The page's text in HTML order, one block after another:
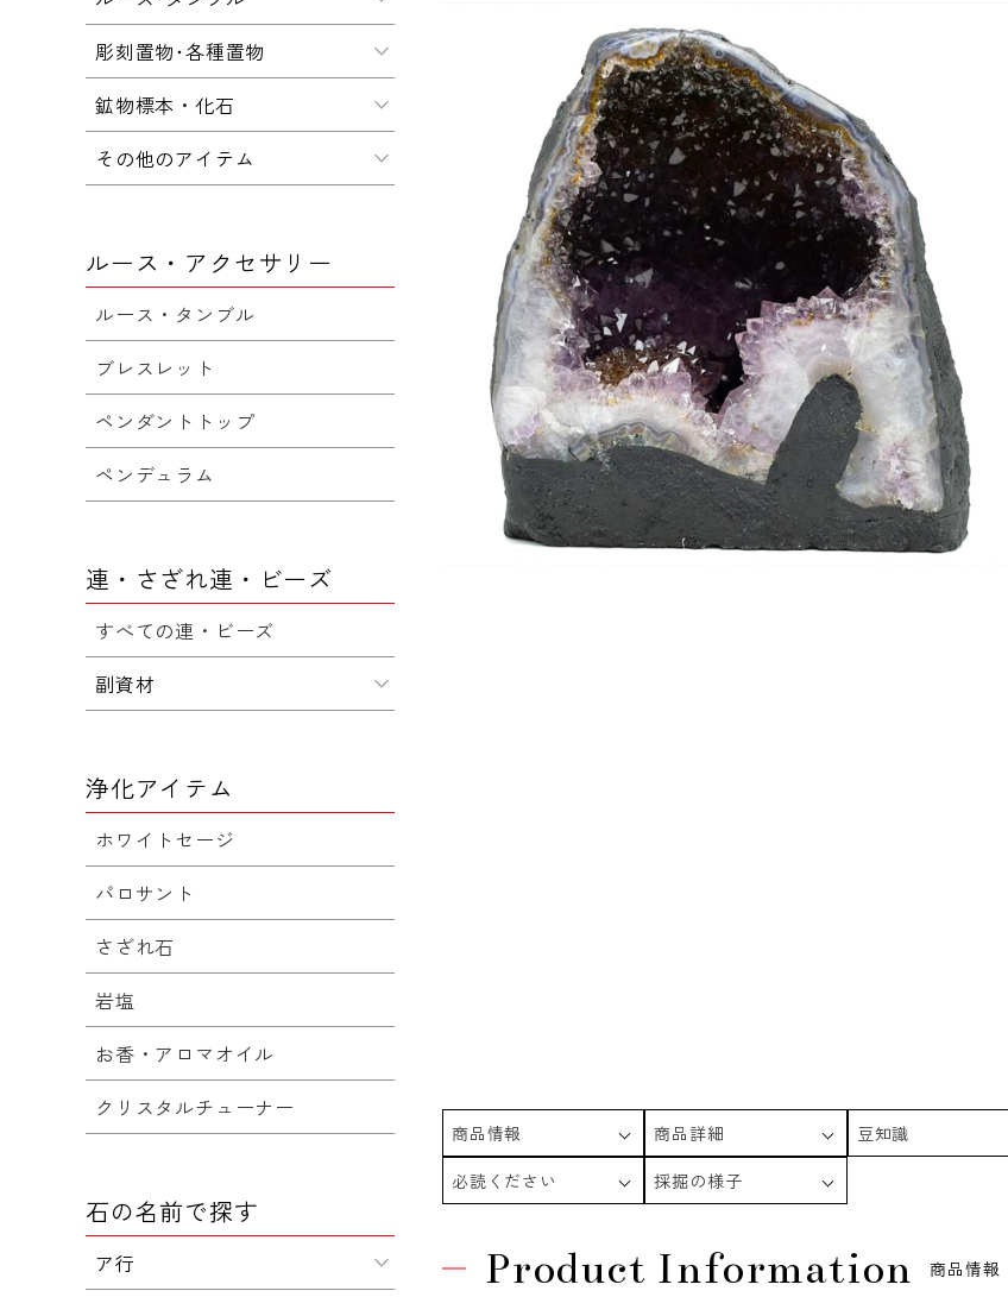
商品情報 商品詳細 豆知識
必読ください
採掘の様子
Product Information 商品情報
彫刻置物･各種置物
鉱物標本・化石
その他のアイテム
ルース・アクセサリー
ルース・タンブル
ブレスレット
ペンダントトップ
ペンデュラム
連・さざれ連・ビーズ
すべての連・ビーズ
副資材
浄化アイテム
ホワイトセージ
パロサント
さざれ石
岩塩
お香・アロマオイル
クリスタルチューナー
石の名前で探す
ア行